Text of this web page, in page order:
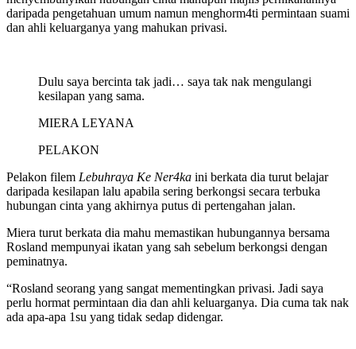
daripada pengetahuan umum namun menghorm4ti permintaan suami
dan ahli keluarganya yang mahukan privasi.
Dulu saya bercinta tak jadi… saya tak nak mengulangi
kesilapan yang sama.
MIERA LEYANA
PELAKON
Pelakon filem Lebuhraya Ke Ner4ka ini berkata dia turut belajar
daripada kesilapan lalu apabila sering berkongsi secara terbuka
hubungan cinta yang akhirnya putus di pertengahan jalan.
Miera turut berkata dia mahu memastikan hubungannya bersama
Rosland mempunyai ikatan yang sah sebelum berkongsi dengan
peminatnya.
“Rosland seorang yang sangat mementingkan privasi. Jadi saya
perlu hormat permintaan dia dan ahli keluarganya. Dia cuma tak nak
ada apa-apa 1su yang tidak sedap didengar.